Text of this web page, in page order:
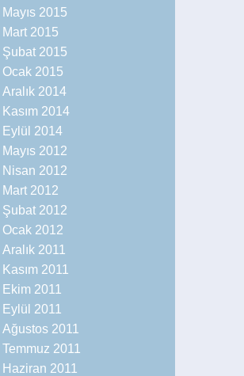
Mayıs 2015
Mart 2015
Şubat 2015
Ocak 2015
Aralık 2014
Kasım 2014
Eylül 2014
Mayıs 2012
Nisan 2012
Mart 2012
Şubat 2012
Ocak 2012
Aralık 2011
Kasım 2011
Ekim 2011
Eylül 2011
Ağustos 2011
Temmuz 2011
Haziran 2011